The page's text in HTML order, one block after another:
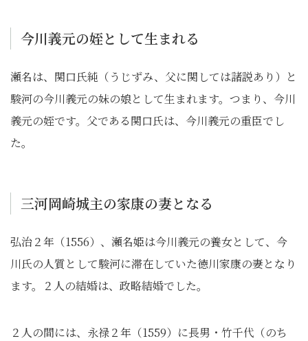
今川義元の姪として生まれる
瀬名は、関口氏純（うじずみ、父に関しては諸説あり）と
駿河の今川義元の妹の娘として生まれます。つまり、今川
義元の姪です。父である関口氏は、今川義元の重臣でし
た。
三河岡崎城主の家康の妻となる
弘治２年（1556）、瀬名姫は今川義元の養女として、今
川氏の人質として駿河に滞在していた徳川家康の妻となり
ます。２人の結婚は、政略結婚でした。
２人の間には、永禄２年（1559）に長男・竹千代（のち